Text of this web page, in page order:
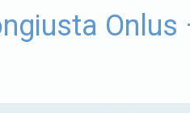
Onlus